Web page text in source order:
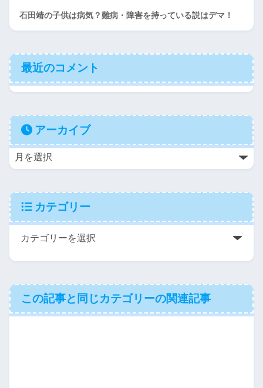
石田靖の子供は病気？難病・障害を持っている説はデマ！
最近のコメント
アーカイブ
カテゴリー
この記事と同じカテゴリーの関連記事